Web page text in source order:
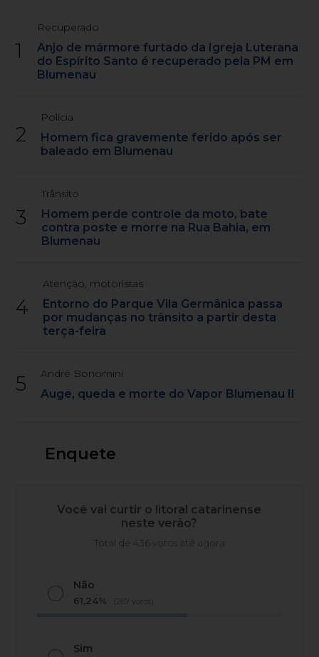
1
Recuperado
Anjo de mármore furtado da Igreja Luterana
do Espírito Santo é recuperado pela PM em
Blumenau
2
Polícia
Homem fica gravemente ferido após ser
baleado em Blumenau
3
Trânsito
Homem perde controle da moto, bate
contra poste e morre na Rua Bahia, em
Blumenau
4
Atenção, motoristas
Entorno do Parque Vila Germânica passa
por mudanças no trânsito a partir desta
terça-feira
5 André Bonomini
Auge, queda e morte do Vapor Blumenau II
Enquete
Você vai curtir o litoral catarinense
neste verão?
Total de 436 votos até agora
Não
61,24% (267 votos)
Sim